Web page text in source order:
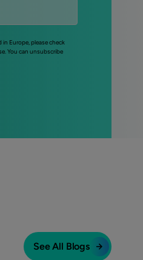
Europe, please check
You can unsubscribe
See All Blogs